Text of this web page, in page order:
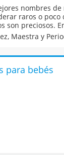
nombres
raros o poco
son preciosos.
te
cada uno de
Maestra y
para bebés